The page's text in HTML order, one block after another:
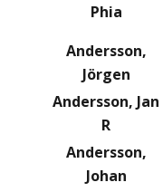
Phia
Andersson,
Jörgen
Andersson, Jan
R
Andersson,
Johan